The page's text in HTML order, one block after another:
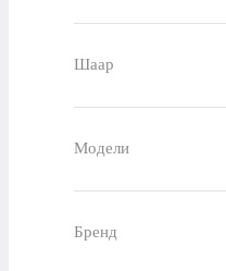
Шаар
Модели
Бренд